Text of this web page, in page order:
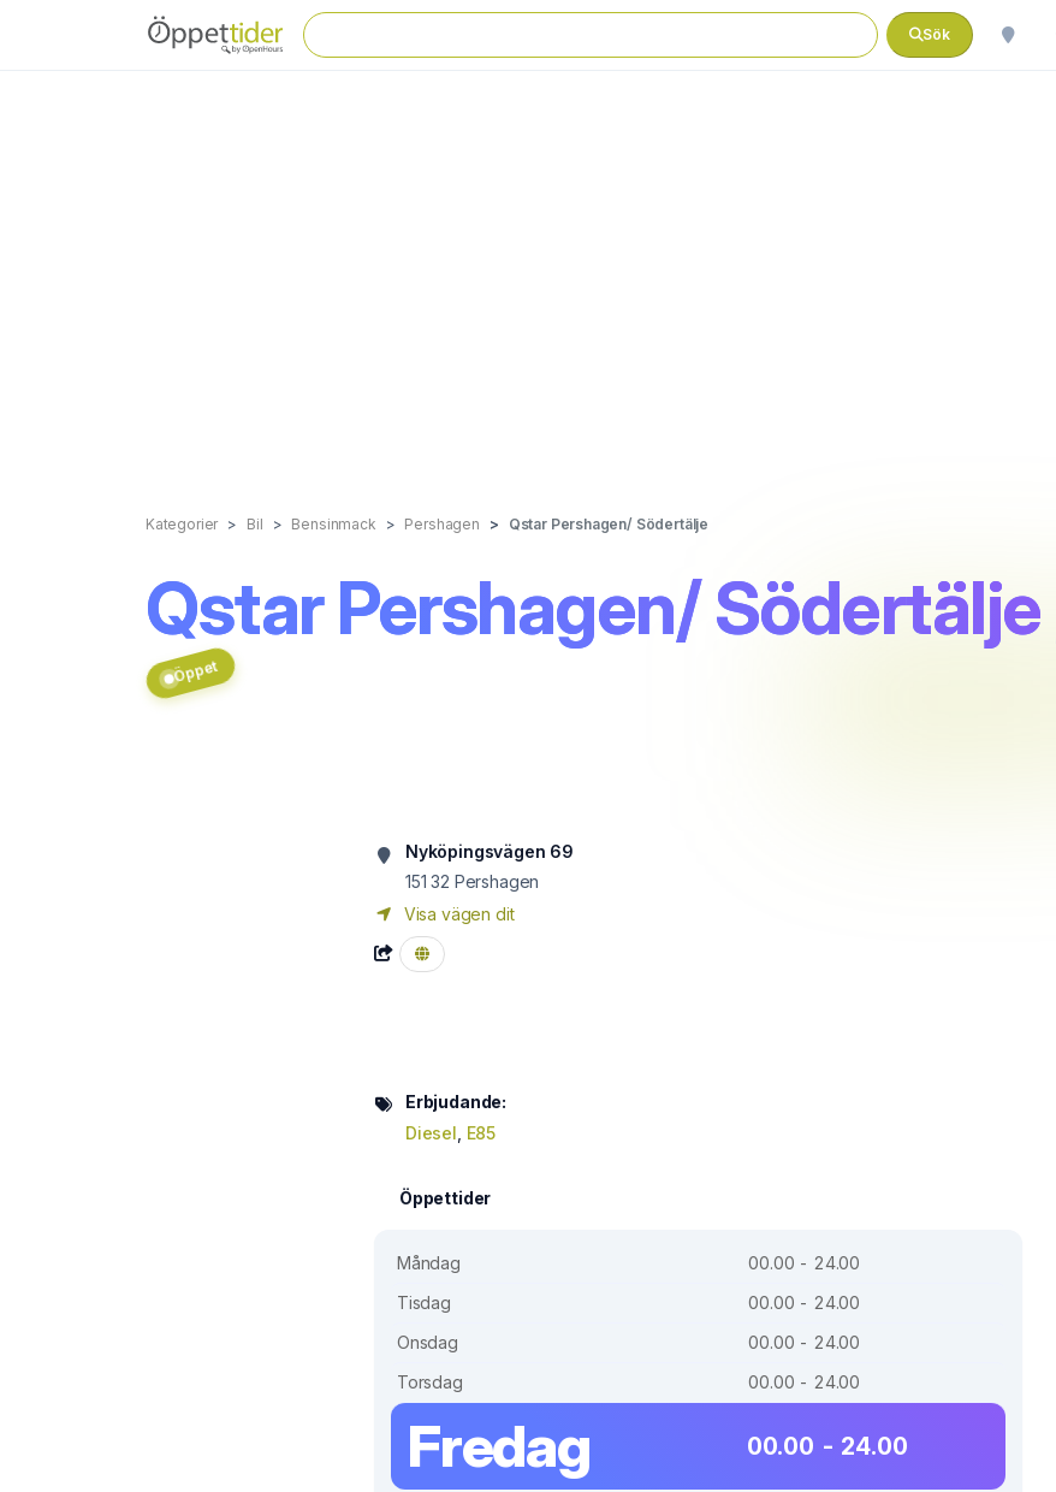
Sök
Kategorier Bil Bensinmack Pershagen Qstar Pershagen/ Södertälje
Qstar Pershagen/ Södertälje
Öppet
Nyköpingsvägen 69
151 32 Pershagen
Visa vägen dit
Erbjudande:
Diesel E85
Öppettider
Måndag
00.00 - 24.00
Tisdag
00.00 - 24.00
Onsdag
00.00 - 24.00
Torsdag
00.00 - 24.00
Fredag 00.00 - 24.00